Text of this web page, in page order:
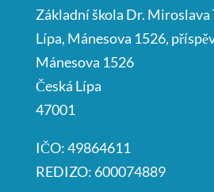
Základní škola Dr. Miroslava
Lípa, Mánesova 1526,
Mánesova 1526
Česká Lípa
47001
IČO: 49864611
REDIZO: 600074889